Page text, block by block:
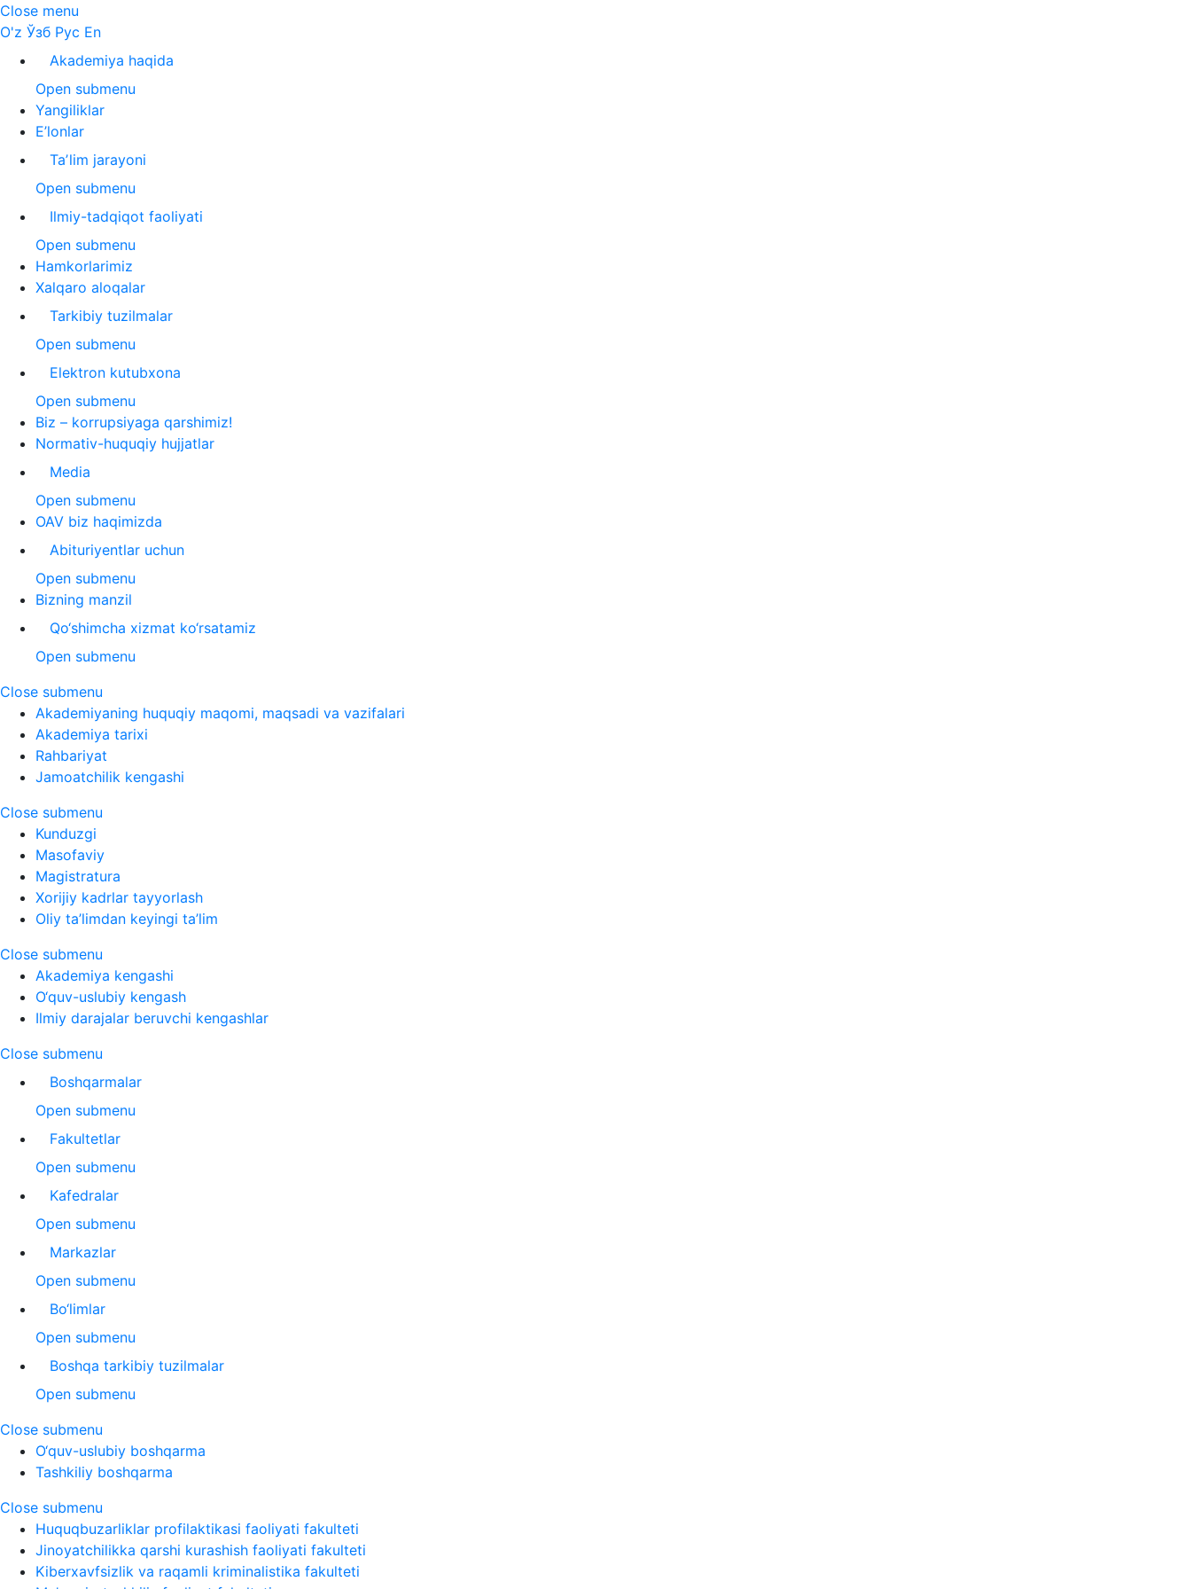
Close menu
O'z Ўзб Рус En
Akademiya haqida
Open submenu
Yangiliklar
E’lonlar
Taʼlim jarayoni
Open submenu
Ilmiy-tadqiqot faoliyati
Open submenu
Hamkorlarimiz
Xalqaro aloqalar
Tarkibiy tuzilmalar
Open submenu
Elektron kutubxona
Open submenu
Biz – korrupsiyaga qarshimiz!
Normativ-huquqiy hujjatlar
Media
Open submenu
OAV biz haqimizda
Abituriyentlar uchun
Open submenu
Bizning manzil
Qo‘shimcha xizmat ko‘rsatamiz
Open submenu
Close submenu
Akademiyaning huquqiy maqomi, maqsadi va vazifalari
Akademiya tarixi
Rahbariyat
Jamoatchilik kengashi
Close submenu
Kunduzgi
Masofaviy
Magistratura
Xorijiy kadrlar tayyorlash
Oliy ta’limdan keyingi ta’lim
Close submenu
Akademiya kengashi
O‘quv-uslubiy kengash
Ilmiy darajalar beruvchi kengashlar
Close submenu
Boshqarmalar
Open submenu
Fakultetlar
Open submenu
Kafedralar
Open submenu
Markazlar
Open submenu
Bo‘limlar
Open submenu
Boshqa tarkibiy tuzilmalar
Open submenu
Close submenu
O‘quv-uslubiy boshqarma
Tashkiliy boshqarma
Close submenu
Huquqbuzarliklar profilaktikasi faoliyati fakulteti
Jinoyatchilikka qarshi kurashish faoliyati fakulteti
Kiberxavfsizlik va raqamli kriminalistika fakulteti